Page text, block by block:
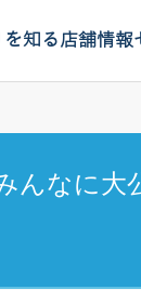
知る店舗情報
なに大